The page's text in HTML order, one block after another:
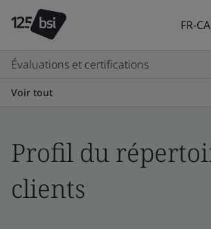
FR-CA
Évaluations et certifications
Voir tout
Profil du
clients